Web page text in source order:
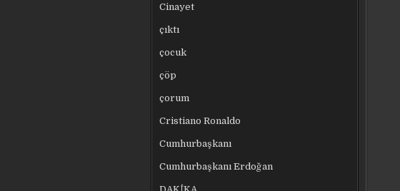
Cinayet
çıktı
çocuk
çöp
çorum
Cristiano Ronaldo
Cumhurbaşkanı
Cumhurbaşkanı Erdoğan